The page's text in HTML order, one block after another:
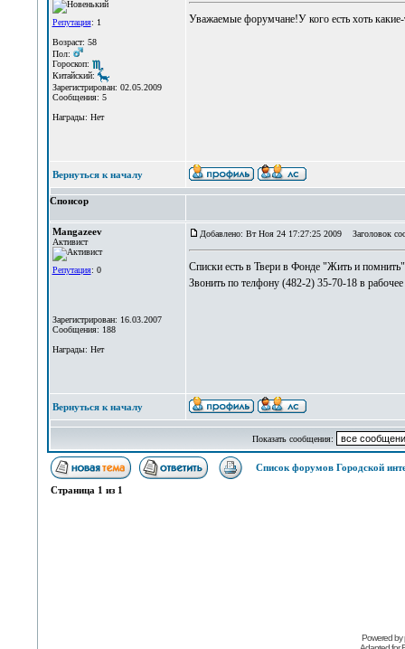
Репутация: 1
Возраст: 58
Пол:
Гороскоп:
Китайский:
Зарегистрирован: 02.05.2009
Сообщения: 5
Награды: Нет
Уважаемые форумчане!У кого есть хоть
Вернуться к началу
Спонсор
Mangazeev
Активист
Репутация: 0
Зарегистрирован: 16.03.2007
Сообщения: 188
Награды: Нет
Добавлено: Вт Ноя 24 17:27:25 2009 Заголовок
Списки есть в Твери в Фонде "Жить и
Звонить по телфону (482-2) 35-70-18 в
Вернуться к началу
Показать сообщения:
Список форумов Городской
Страница 1 из 1
Powered by